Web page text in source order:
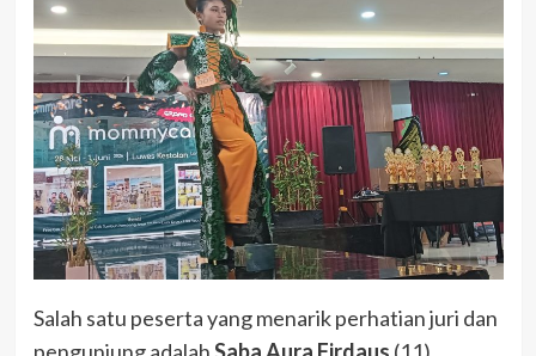
Salah satu peserta yang menarik perhatian juri dan